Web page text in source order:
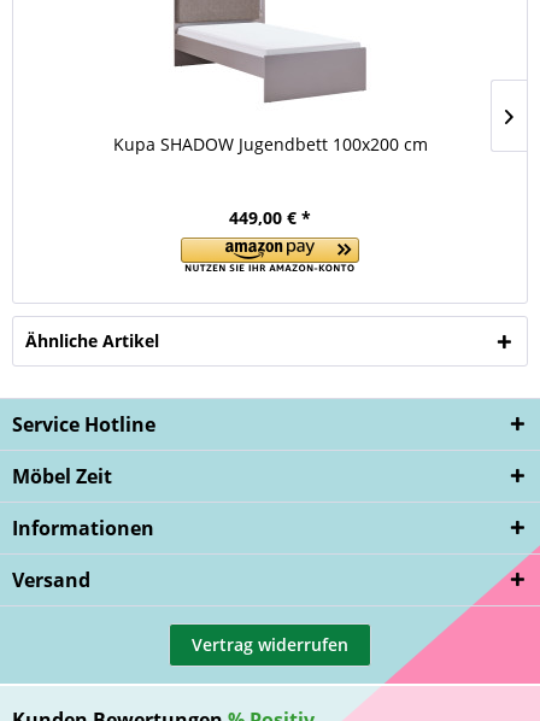
Kupa SHADOW Jugendbett 100x200 cm
449,00 € *
Ähnliche Artikel
Service Hotline
Möbel Zeit
Informationen
Versand
Vertrag widerrufen